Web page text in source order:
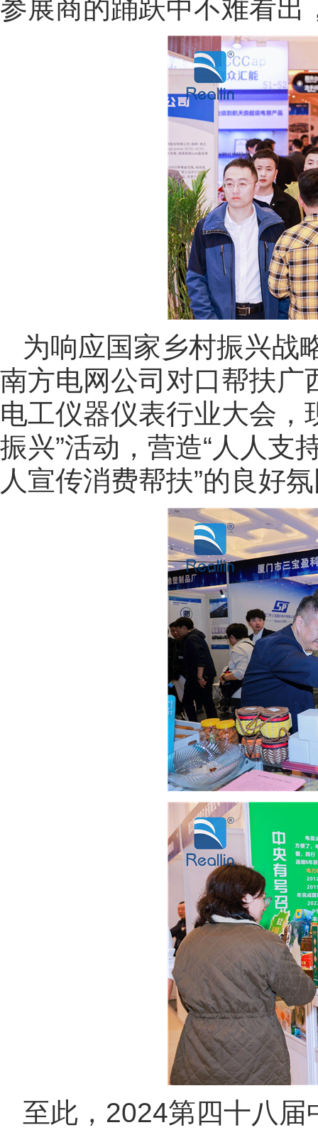
参展商的踊跃中不难看出
为响应国家乡村振兴战
南方电网公司对口帮扶广
电工仪器仪表行业大会，
振兴”活动，营造“人人支
人宣传消费帮扶”的良好
至此，2024第四十八